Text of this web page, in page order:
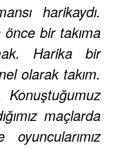
harikaydı.
bir takıma
Harika bir
olarak takım.
Konuştuğumuz
maçlarda